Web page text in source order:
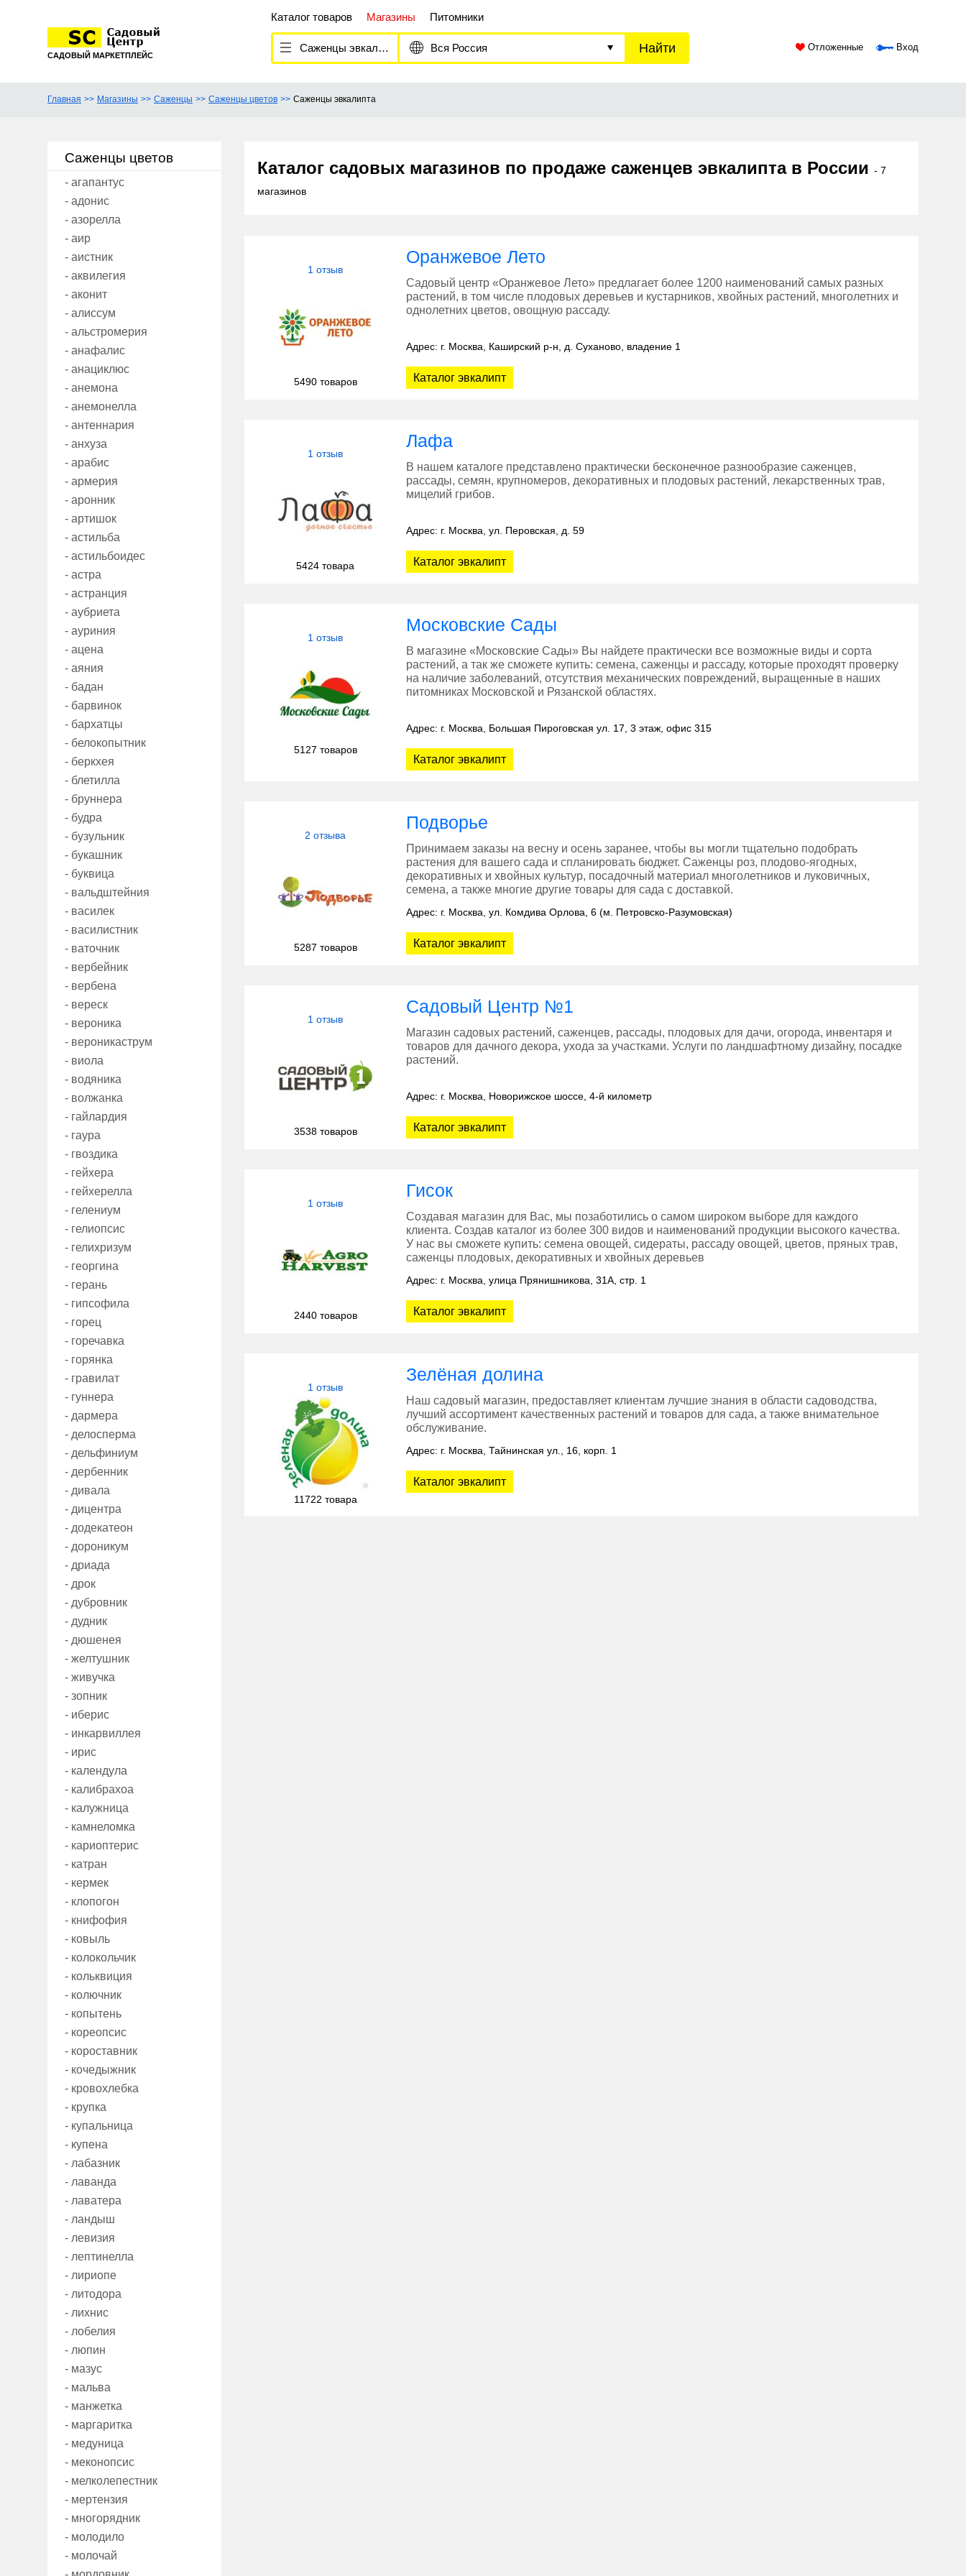
САДОВЫЙ МАРКЕТПЛЕЙС
Каталог товаров Магазины Питомники
Саженцы эвкалипта Вся Россия Найти Отложенные Вход
Главная Магазины Саженцы Саженцы цветов Саженцы эвкалипта
Саженцы цветов
- агапантус
- адонис
- азорелла
- аир
- аистник
- аквилегия
- аконит
- алиссум
- альстромерия
- анафалис
- анациклюс
- анемона
- анемонелла
- антеннария
- анхуза
- арабис
- армерия
- аронник
- артишок
- астильба
- астильбоидес
- астра
- астранция
- аубриета
- ауриния
- ацена
- аяния
- бадан
- барвинок
- бархатцы
- белокопытник
- беркхея
- блетилла
- бруннера
- будра
- бузульник
- букашник
- буквица
- вальдштейния
- василек
- василистник
- ваточник
- вербейник
- вербена
- вереск
- вероника
- вероникаструм
- виола
- водяника
- волжанка
- гайлардия
- гаура
- гвоздика
- гейхера
- гейхерелла
- гелениум
- гелиопсис
- гелихризум
- георгина
- герань
- гипсофила
- горец
- горечавка
- горянка
- гравилат
- гуннера
- дармера
- делосперма
- дельфиниум
- дербенник
- дивала
- дицентра
- додекатеон
- дороникум
- дриада
- дрок
- дубровник
- дудник
- дюшенея
- желтушник
- живучка
- зопник
- иберис
- инкарвиллея
- ирис
- календула
- калибрахоа
- калужница
- камнеломка
- кариоптерис
- катран
- кермек
- клопогон
- книфофия
- ковыль
- колокольчик
- кольквиция
- колючник
- копытень
- кореопсис
- короставник
- кочедыжник
- кровохлебка
- крупка
- купальница
- купена
- лабазник
- лаванда
- лаватера
- ландыш
- левизия
- лептинелла
- лириопе
- литодора
- лихнис
- лобелия
- люпин
- мазус
- мальва
- манжетка
- маргаритка
- медуница
- меконопсис
- мелколепестник
- мертензия
- многорядник
- молодило
- молочай
Каталог садовых магазинов по продаже саженцев эвкалипта в России - 7
магазинов
1 отзыв
5490 товаров
Оранжевое Лето
Садовый центр «Оранжевое Лето» предлагает более 1200 наименований самых разных
растений, в том числе плодовых деревьев и кустарников, хвойных растений, многолетних и
однолетних цветов, овощную рассаду.
Адрес: г. Москва, Каширский р-н, д. Суханово, владение 1
Каталог эвкалипт
1 отзыв
5424 товара
Лафа
В нашем каталоге представлено практически бесконечное разнообразие саженцев,
рассады, семян, крупномеров, декоративных и плодовых растений, лекарственных трав,
мицелий грибов.
Адрес: г. Москва, ул. Перовская, д. 59
Каталог эвкалипт
1 отзыв
5127 товаров
Московские Сады
В магазине «Московские Сады» Вы найдете практически все возможные виды и сорта
растений, а так же сможете купить: семена, саженцы и рассаду, которые проходят проверку
на наличие заболеваний, отсутствия механических повреждений, выращенные в наших
питомниках Московской и Рязанской областях.
Адрес: г. Москва, Большая Пироговская ул. 17, 3 этаж, офис 315
Каталог эвкалипт
2 отзыва
5287 товаров
Подворье
Принимаем заказы на весну и осень заранее, чтобы вы могли тщательно подобрать
растения для вашего сада и спланировать бюджет. Саженцы роз, плодово-ягодных,
декоративных и хвойных культур, посадочный материал многолетников и луковичных,
семена, а также многие другие товары для сада с доставкой.
Адрес: г. Москва, ул. Комдива Орлова, 6 (м. Петровско-Разумовская)
Каталог эвкалипт
1 отзыв
3538 товаров
Садовый Центр №1
Магазин садовых растений, саженцев, рассады, плодовых для дачи, огорода, инвентаря и
товаров для дачного декора, ухода за участками. Услуги по ландшафтному дизайну, посадке
растений.
Адрес: г. Москва, Новорижское шоссе, 4-й километр
Каталог эвкалипт
1 отзыв
2440 товаров
Гисок
Создавая магазин для Вас, мы позаботились о самом широком выборе для каждого
клиента. Создав каталог из более 300 видов и наименований продукции высокого качества.
У нас вы сможете купить: семена овощей, сидераты, рассаду овощей, цветов, пряных трав,
саженцы плодовых, декоративных и хвойных деревьев
Адрес: г. Москва, улица Прянишникова, 31А, стр. 1
Каталог эвкалипт
1 отзыв
11722 товара
Зелёная долина
Наш садовый магазин, предоставляет клиентам лучшие знания в области садоводства,
лучший ассортимент качественных растений и товаров для сада, а также внимательное
обслуживание.
Адрес: г. Москва, Тайнинская ул., 16, корп. 1
Каталог эвкалипт